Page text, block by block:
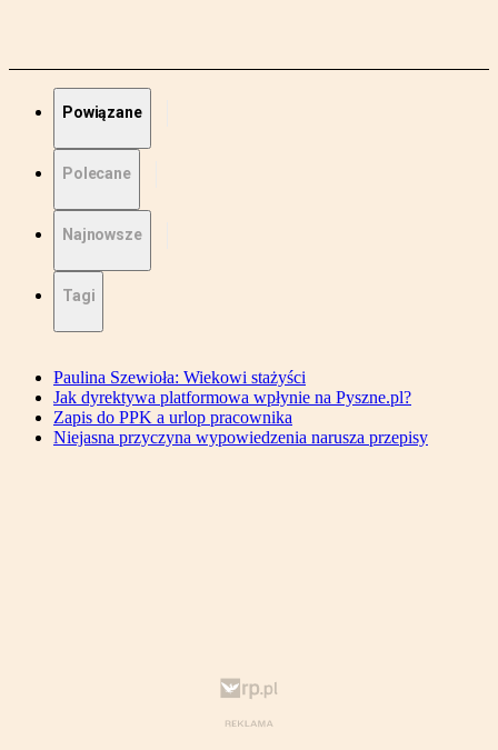
Powiązane
Polecane
Najnowsze
Tagi
Paulina Szewioła: Wiekowi stażyści
Jak dyrektywa platformowa wpłynie na Pyszne.pl?
Zapis do PPK a urlop pracownika
Niejasna przyczyna wypowiedzenia narusza przepisy